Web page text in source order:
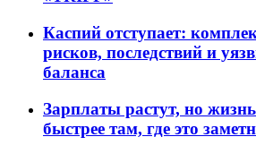
Каспий отступает:
рисков, последствий и
баланса
Зарплаты растут, но
быстрее там, где это